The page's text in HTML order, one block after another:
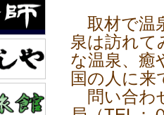
取材で温
泉は訪れて
な温泉、癒
国の人に
問い合わ